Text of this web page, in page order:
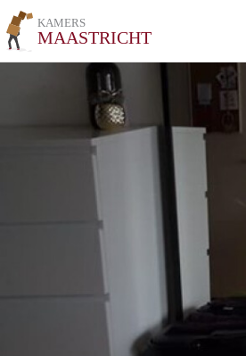
KAMERS
MAASTRICHT